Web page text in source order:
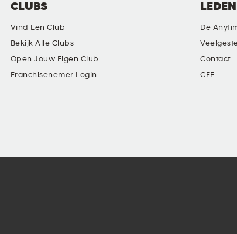
CLUBS
Vind Een Club
Bekijk Alle Clubs
Open Jouw Eigen Club
Franchisenemer Login
LEDEN
De
Contact
CEF